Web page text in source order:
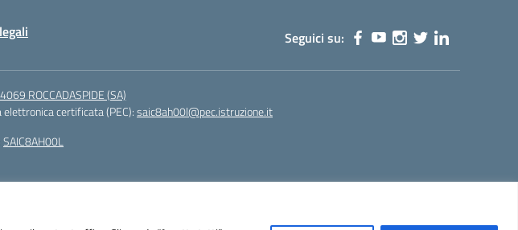
Seguici su:
ROCCADASPIDE (SA)
elettronica certificata (PEC):saic8ah00l@pec.istruzione.it
SAIC8AH00L